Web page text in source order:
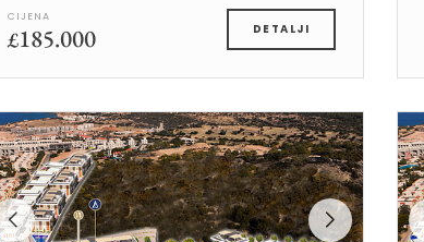
CIJENA
£185.000 DETALJI